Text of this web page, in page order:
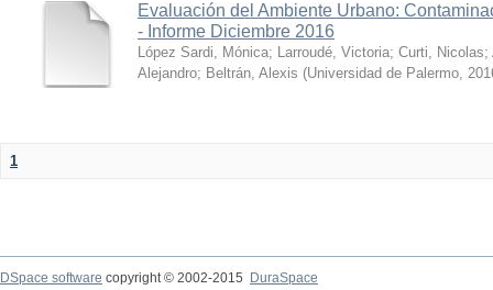
Evaluación del Ambiente Urbano:
- Informe Diciembre 2016
López Sardi, Mónica; Larroudé, Victoria; Curti, Nicolas;
Alejandro; Beltrán, Alexis (Universidad de Palermo,
1
DSpace software copyright © 2002-2015
DuraSpace